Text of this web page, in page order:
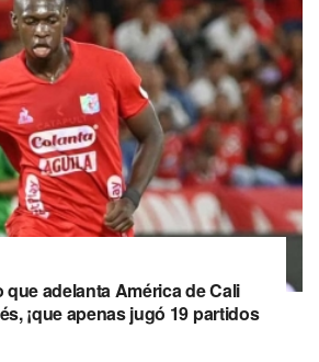
adelanta América de Cali
¡que apenas jugó 19 partidos